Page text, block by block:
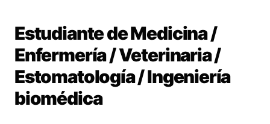
Estudiante de Medicina /
Enfermería / Veterinaria /
Estomatología / Ingeniería
biomédica